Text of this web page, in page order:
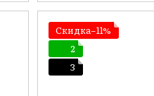
Скидка−11%
2
3